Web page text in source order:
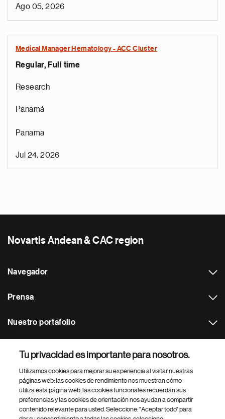
Ago 05, 2026
Medical Manager Hematology - ACC Cluster
Regular, Full time
Research
Panamá
Panama
Jul 24, 2026
Novartis Andean & CAC region
Navegador
Prensa
Nuestro portafolio
Footer Site Search
Tu privacidad es importante para nosotros.
Utilizamos cookies para mejorar su experiencia al visitar nuestras
páginas web: las cookies de rendimiento nos muestran cómo
utiliza esta página web, las cookies funcionales recuerdan sus
preferencias y las cookies de orientación nos ayudan a compartir
contenido relevante para usted. Seleccione: "Aceptar todo" para